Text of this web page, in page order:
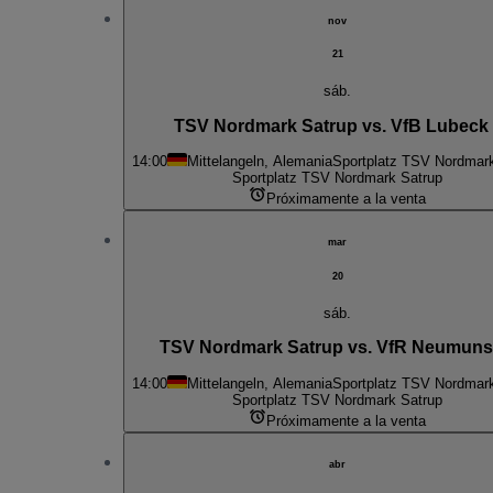
nov
21
sáb.
TSV Nordmark Satrup vs. VfB Lubeck II
14:00 Mittelangeln, AlemaniaSportplatz TSV
Sportplatz TSV Nordmark Satrup
Próximamente a la venta
mar
20
sáb.
TSV Nordmark Satrup vs. VfR
14:00 Mittelangeln, AlemaniaSportplatz TSV
Sportplatz TSV Nordmark Satrup
Próximamente a la venta
abr